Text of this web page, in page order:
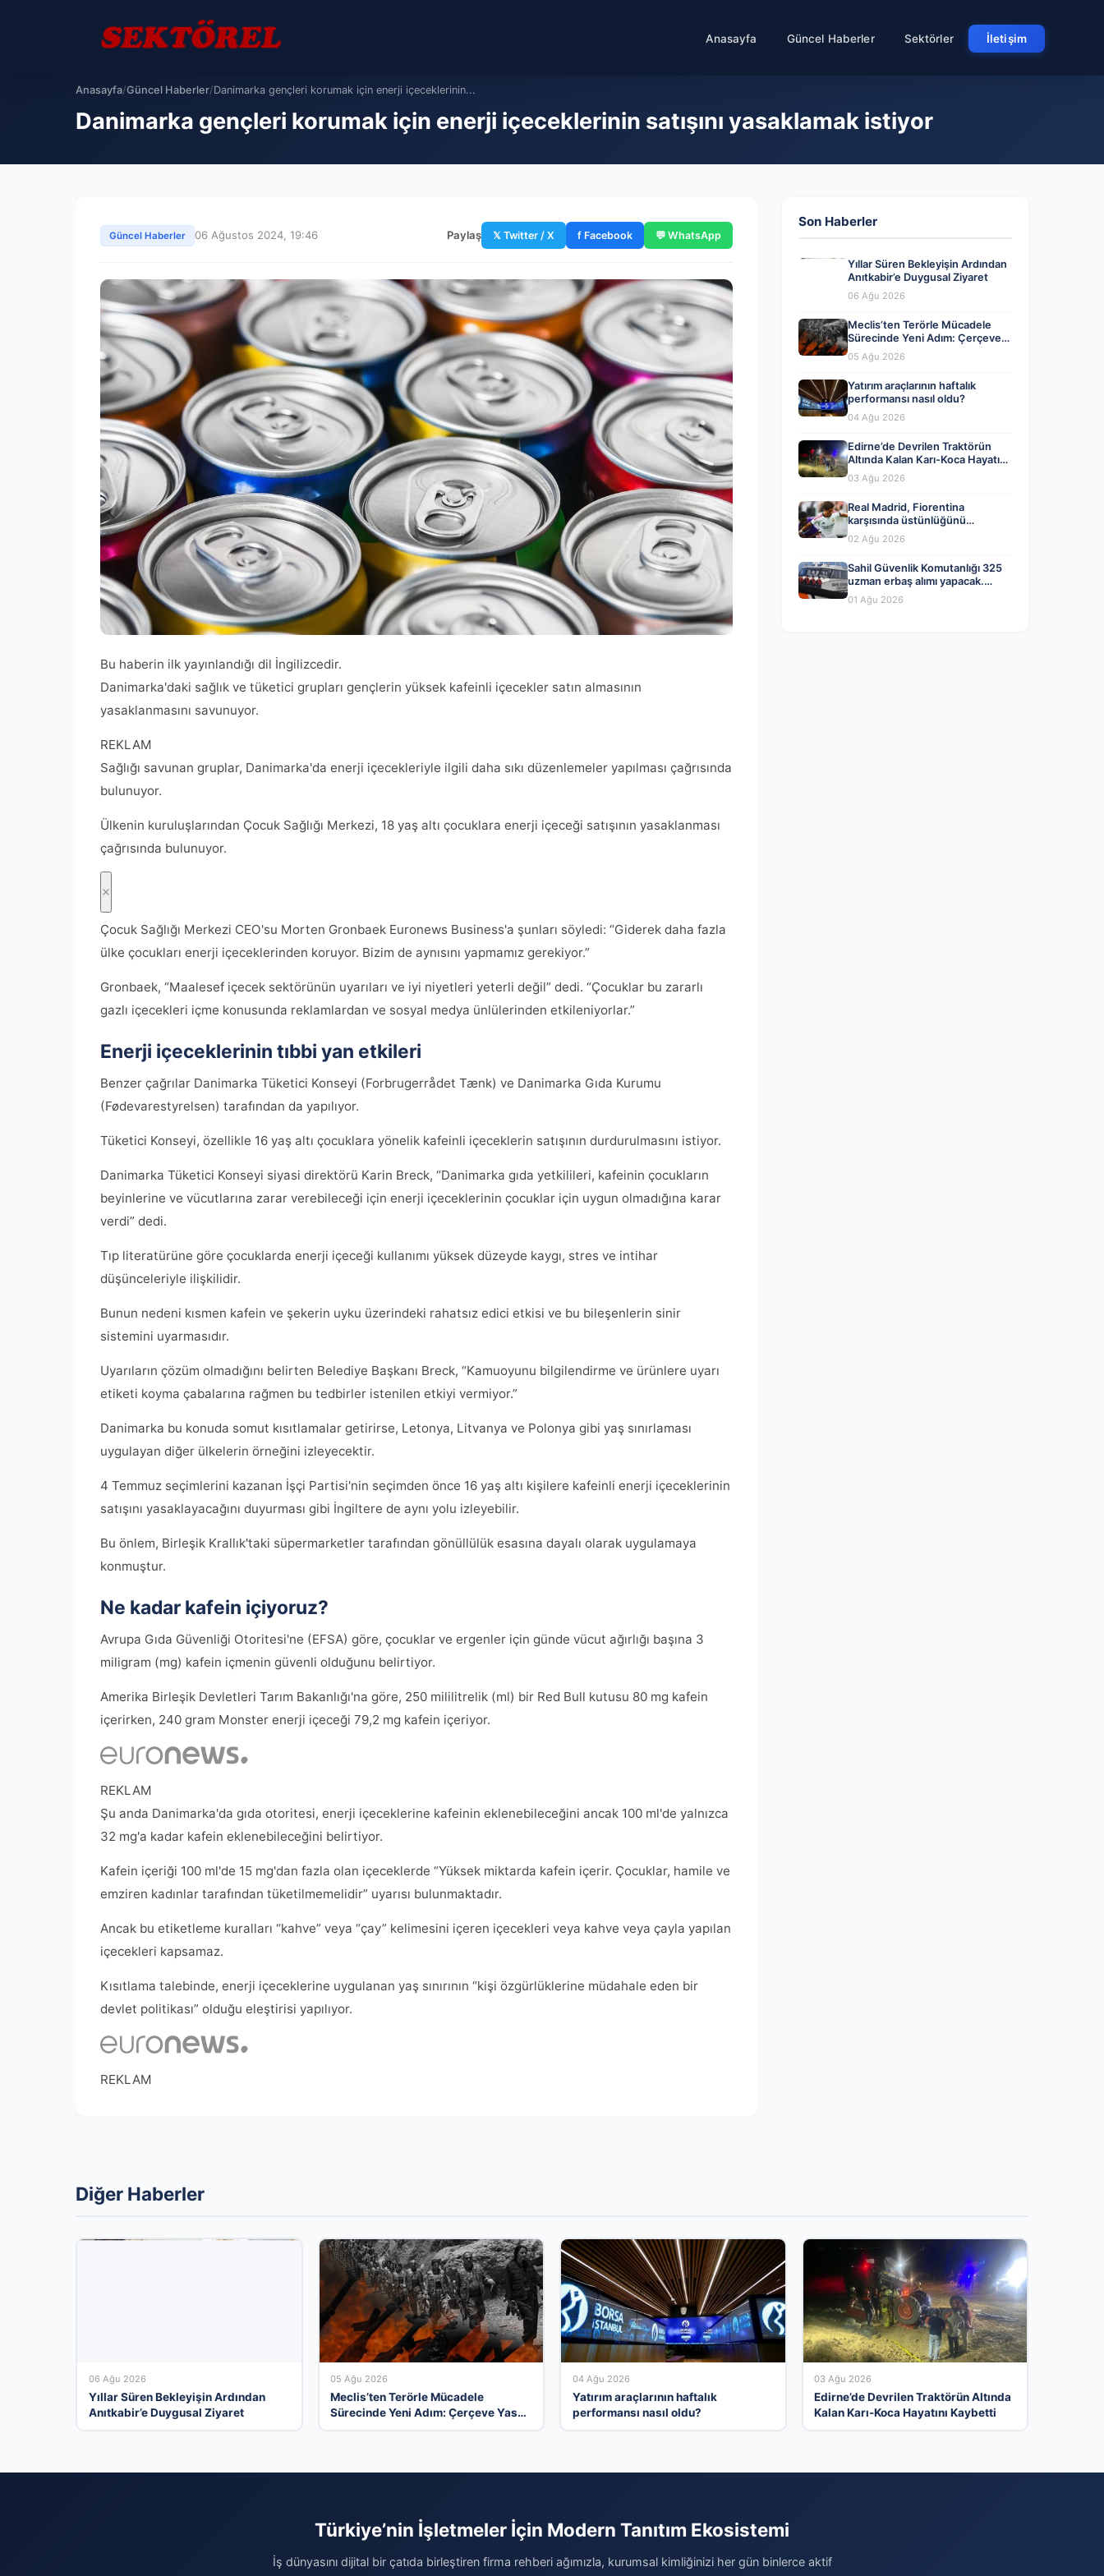
Anasayfa Güncel Haberler Sektörler İletişim
Anasayfa/Güncel Haberler/Danimarka gençleri korumak için enerji içeceklerinin...
Danimarka gençleri korumak için enerji içeceklerinin satışını yasaklamak istiyor
Güncel Haberler 06 Ağustos 2024, 19:46 Paylaş 𝕏 Twitter / X f Facebook 💬 WhatsApp
Bu haberin ilk yayınlandığı dil İngilizcedir.
Danimarka'daki sağlık ve tüketici grupları gençlerin yüksek kafeinli içecekler satın almasının
yasaklanmasını savunuyor.
REKLAM
Sağlığı savunan gruplar, Danimarka'da enerji içecekleriyle ilgili daha sıkı düzenlemeler yapılması çağrısında
bulunuyor.
Ülkenin kuruluşlarından Çocuk Sağlığı Merkezi, 18 yaş altı çocuklara enerji içeceği satışının yasaklanması
çağrısında bulunuyor.
Çocuk Sağlığı Merkezi CEO'su Morten Gronbaek Euronews Business'a şunları söyledi: “Giderek daha fazla
ülke çocukları enerji içeceklerinden koruyor. Bizim de aynısını yapmamız gerekiyor.”
Gronbaek, “Maalesef içecek sektörünün uyarıları ve iyi niyetleri yeterli değil” dedi. “Çocuklar bu zararlı
gazlı içecekleri içme konusunda reklamlardan ve sosyal medya ünlülerinden etkileniyorlar.”
Enerji içeceklerinin tıbbi yan etkileri
Benzer çağrılar Danimarka Tüketici Konseyi (Forbrugerrådet Tænk) ve Danimarka Gıda Kurumu
(Fødevarestyrelsen) tarafından da yapılıyor.
Tüketici Konseyi, özellikle 16 yaş altı çocuklara yönelik kafeinli içeceklerin satışının durdurulmasını istiyor.
Danimarka Tüketici Konseyi siyasi direktörü Karin Breck, “Danimarka gıda yetkilileri, kafeinin çocukların
beyinlerine ve vücutlarına zarar verebileceği için enerji içeceklerinin çocuklar için uygun olmadığına karar
verdi” dedi.
Tıp literatürüne göre çocuklarda enerji içeceği kullanımı yüksek düzeyde kaygı, stres ve intihar
düşünceleriyle ilişkilidir.
Bunun nedeni kısmen kafein ve şekerin uyku üzerindeki rahatsız edici etkisi ve bu bileşenlerin sinir
sistemini uyarmasıdır.
Uyarıların çözüm olmadığını belirten Belediye Başkanı Breck, “Kamuoyunu bilgilendirme ve ürünlere uyarı
etiketi koyma çabalarına rağmen bu tedbirler istenilen etkiyi vermiyor.”
Danimarka bu konuda somut kısıtlamalar getirirse, Letonya, Litvanya ve Polonya gibi yaş sınırlaması
uygulayan diğer ülkelerin örneğini izleyecektir.
4 Temmuz seçimlerini kazanan İşçi Partisi'nin seçimden önce 16 yaş altı kişilere kafeinli enerji içeceklerinin
satışını yasaklayacağını duyurması gibi İngiltere de aynı yolu izleyebilir.
Bu önlem, Birleşik Krallık'taki süpermarketler tarafından gönüllülük esasına dayalı olarak uygulamaya
konmuştur.
Ne kadar kafein içiyoruz?
Avrupa Gıda Güvenliği Otoritesi'ne (EFSA) göre, çocuklar ve ergenler için günde vücut ağırlığı başına 3
miligram (mg) kafein içmenin güvenli olduğunu belirtiyor.
Amerika Birleşik Devletleri Tarım Bakanlığı'na göre, 250 mililitrelik (ml) bir Red Bull kutusu 80 mg kafein
içerirken, 240 gram Monster enerji içeceği 79,2 mg kafein içeriyor.
REKLAM
Şu anda Danimarka'da gıda otoritesi, enerji içeceklerine kafeinin eklenebileceğini ancak 100 ml'de yalnızca
32 mg'a kadar kafein eklenebileceğini belirtiyor.
Kafein içeriği 100 ml'de 15 mg'dan fazla olan içeceklerde “Yüksek miktarda kafein içerir. Çocuklar, hamile ve
emziren kadınlar tarafından tüketilmemelidir” uyarısı bulunmaktadır.
Ancak bu etiketleme kuralları “kahve” veya “çay” kelimesini içeren içecekleri veya kahve veya çayla yapılan
içecekleri kapsamaz.
Kısıtlama talebinde, enerji içeceklerine uygulanan yaş sınırının “kişi özgürlüklerine müdahale eden bir
devlet politikası” olduğu eleştirisi yapılıyor.
REKLAM
Son Haberler
Yıllar Süren Bekleyişin Ardından
Anıtkabir’e Duygusal Ziyaret
06 Ağu 2026
Meclis’ten Terörle Mücadele
Sürecinde Yeni Adım: Çerçeve
Yasa Kabul Edildi
05 Ağu 2026
Yatırım araçlarının haftalık
performansı nasıl oldu?
04 Ağu 2026
Edirne’de Devrilen Traktörün
Altında Kalan Karı-Koca Hayatını
Kaybetti
03 Ağu 2026
Real Madrid, Fiorentina
karşısında üstünlüğünü
koruyamadı!
02 Ağu 2026
Sahil Güvenlik Komutanlığı 325
uzman erbaş alımı yapacak.
Başvuru ne zaman, şartlar neler?
01 Ağu 2026
Diğer Haberler
06 Ağu 2026
Yıllar Süren Bekleyişin Ardından
Anıtkabir’e Duygusal Ziyaret
05 Ağu 2026
Meclis’ten Terörle Mücadele
Sürecinde Yeni Adım: Çerçeve Yasa
04 Ağu 2026
Yatırım araçlarının haftalık
performansı nasıl oldu?
03 Ağu 2026
Edirne’de Devrilen Traktörün Altında
Kalan Karı-Koca Hayatını Kaybetti
Türkiye’nin İşletmeler İçin Modern Tanıtım Ekosistemi
İş dünyasını dijital bir çatıda birleştiren firma rehberi ağımızla, kurumsal kimliğinizi her gün binlerce aktif